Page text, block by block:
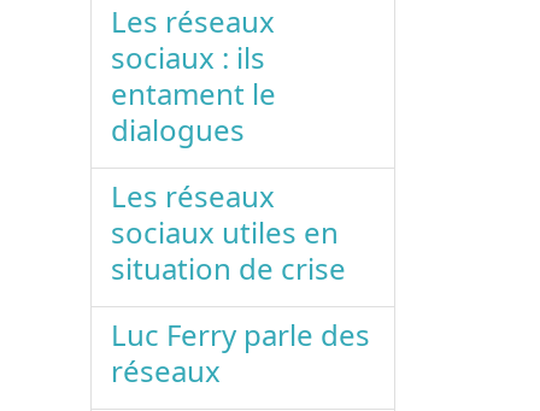
Les réseaux
sociaux : ils
entament le
dialogues
Les réseaux
sociaux utiles en
situation de crise
Luc Ferry parle des
réseaux